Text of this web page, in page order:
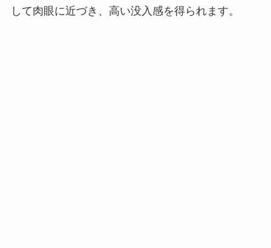
して肉眼に近づき、高い没入感を得られます。